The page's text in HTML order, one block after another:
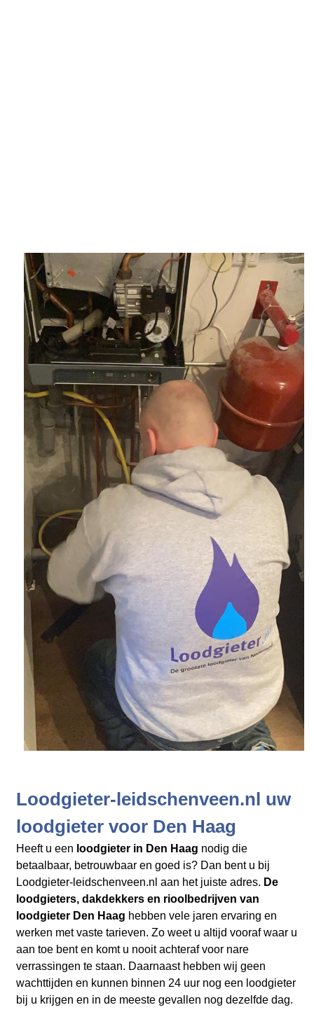
Loodgieter-leidschenveen.nl uw
loodgieter voor Den Haag
Heeft u een loodgieter in Den Haag nodig die
betaalbaar, betrouwbaar en goed is? Dan bent u bij
Loodgieter-leidschenveen.nl aan het juiste adres. De
loodgieters, dakdekkers en rioolbedrijven van
loodgieter Den Haag hebben vele jaren ervaring en
werken met vaste tarieven. Zo weet u altijd vooraf waar u
aan toe bent en komt u nooit achteraf voor nare
verrassingen te staan. Daarnaast hebben wij geen
wachttijden en kunnen binnen 24 uur nog een loodgieter
bij u krijgen en in de meeste gevallen nog dezelfde dag.